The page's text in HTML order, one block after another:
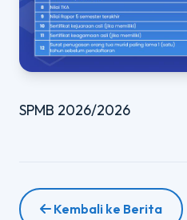
SPMB 2026/2026
Kembali ke Berita